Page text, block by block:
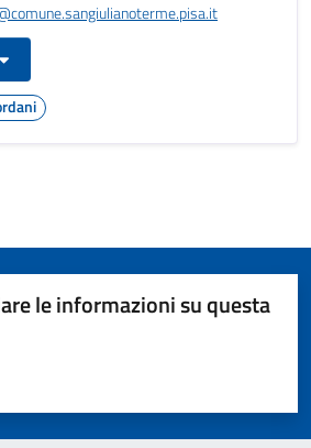
le informazioni su questa
5 stelle su 5
su 5
su 5
5